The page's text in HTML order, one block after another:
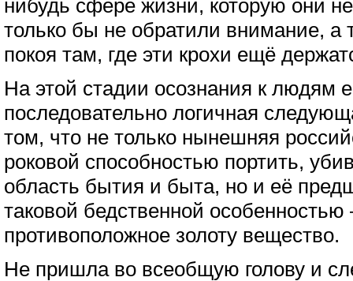
нибудь сфере жизни, которую они
только бы не обратили внимание, а
покоя там, где эти крохи ещё
На этой стадии осознания к людям
последовательно логичная
том, что не только нынешняя
роковой способностью портить,
область бытия и быта, но и её
таковой бедственной
противоположное золоту вещество.
Не пришла во всеобщую голову и